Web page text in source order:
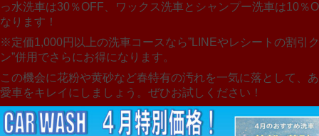
っ水洗車は30％OFF、ワックス洗車とシャンプー洗車は10％
なります！
※定価1,000円以上の洗車コースなら”LINEやレシートの割引
ン”併用でさらにお得になります。
この機会に花粉や黄砂など春特有の汚れを一気に落として、
愛車をキレイにしましょう。ぜひお試しください！